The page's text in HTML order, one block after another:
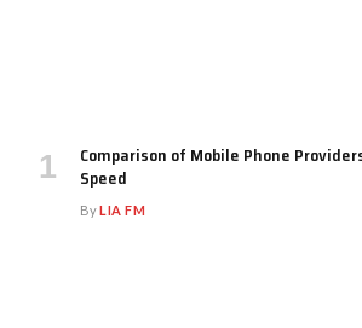
Comparison of Mobile Phone
Speed
ByLIA FM